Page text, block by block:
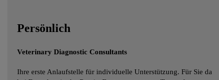
Persönlich
Veterinary Diagnostic Consultants
Ihre erste Anlaufstelle für individuelle Unterstützung. Für Sie da